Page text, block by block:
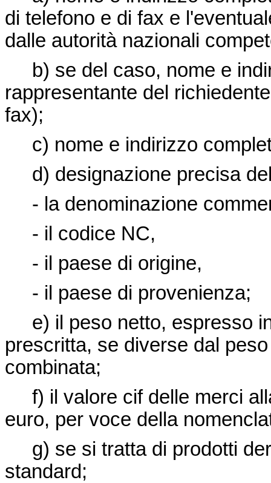
di telefono e di fax e
dalle autorità nazionali
b) se del caso, nome e
rappresentante del
fax);
c) nome e indirizzo
d) designazione precisa
- la denominazione
- il codice NC,
- il paese di origine,
- il paese di provenienza;
e) il peso netto, espresso
prescritta, se diverse dal
combinata;
f) il valore cif delle merci
euro, per voce della
g) se si tratta di prodotti
standard;